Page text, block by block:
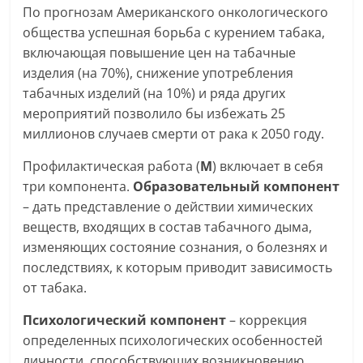
По прогнозам Американского онкологического
общества успешная борьба с курением табака,
включающая повышение цен на табачные
изделия (на 70%), снижение употребления
табачных изделий (на 10%) и ряда других
мероприятий позволило бы избежать 25
миллионов случаев смерти от рака к 2050 году.
Профилактическая работа (М) включает в себя
три компонента. Образовательный компонент
– дать представление о действии химических
веществ, входящих в состав табачного дыма,
изменяющих состояние сознания, о болезнях и
последствиях, к которым приводит зависимость
от табака.
Психологический компонент– коррекция
определенных психологических особенностей